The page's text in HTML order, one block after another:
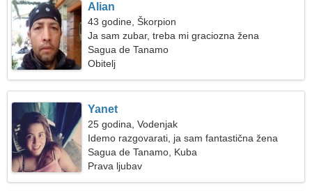
Alian
43 godine, Škorpion
Ja sam zubar, treba mi graciozna žena
Sagua de Tanamo
Obitelj
Yanet
25 godina, Vodenjak
Idemo razgovarati, ja sam fantastična žena
Sagua de Tanamo, Kuba
Prava ljubav